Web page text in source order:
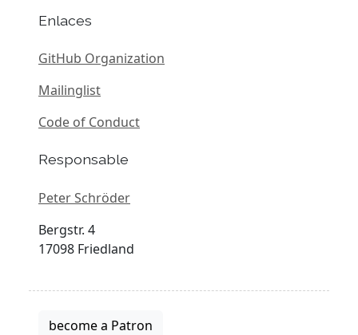
Enlaces
GitHub Organization
Mailinglist
Code of Conduct
Responsable
Peter Schröder
Bergstr. 4
17098 Friedland
become a Patron